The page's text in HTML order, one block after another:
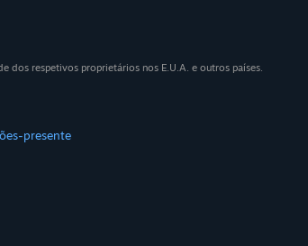
dos respetivos proprietários nos E.U.A. e outros países.
presente